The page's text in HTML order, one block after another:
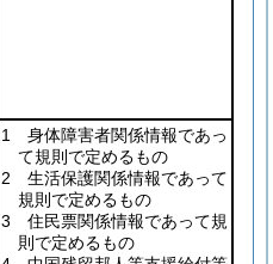
1 身体障害者関係情報であっ
て規則で定めるもの
2 生活保護関係情報であって
規則で定めるもの
3 住民票関係情報であって規
則で定めるもの